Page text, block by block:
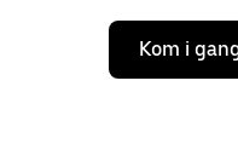
Kom i